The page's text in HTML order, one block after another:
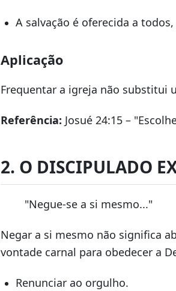
A salvação é oferecida a
Aplicação
Frequentar a igreja não substitui
Referência: Josué 24:15 –
2. O DISCIPULADO
"Negue-se a si mesmo..."
Negar a si mesmo não significa
vontade carnal para obedecer a
Renunciar ao orgulho.